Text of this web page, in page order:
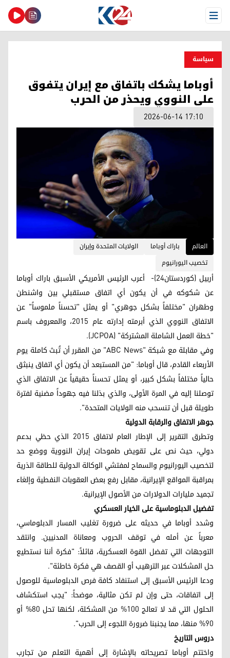
Open Menu
سیاسة
أوباما يشكك باتفاق مع إيران يتفوق
على النووي ويحذر من الحرب
2026-06-14 17:10
العالم باراك أوباما
الولايات المتحدة وإيران
تخصيب اليورانيوم
أربيل (كوردستان24)- أعرب الرئيس الأمريكي الأسبق باراك أوباما
عن شكوكه في أن يكون أي اتفاق مستقبلي بين واشنطن
وطهران "مختلفاً بشكل جوهري" أو يمثل "تحسناً ملموساً" عن
الاتفاق النووي الذي أبرمته إدارته عام 2015، والمعروف باسم
"خطة العمل الشاملة المشتركة" (JCPOA).
وفي مقابلة مع شبكة "ABC News" من المقرر أن تُبث كاملة يوم
الأربعاء القادم، قال أوباما: "من المستبعد أن يكون أي اتفاق ينبثق
حالياً مختلفاً بشكل كبير، أو يمثل تحسناً حقيقياً عن الاتفاق الذي
توصلنا إليه في المرة الأولى، والذي بذلنا فيه جهوداً مضنية لفترة
طويلة قبل أن تنسحب منه الولايات المتحدة".
جوهر الاتفاق والرقابة الدولية
وتطرق التقرير إلى الإطار العام لاتفاق 2015 الذي حظي بدعم
دولي، حيث نص على تقويض طموحات إيران النووية ووضع حد
لتخصيب اليورانيوم والسماح لمفتشي الوكالة الدولية للطاقة الذرية
بمراقبة المواقع الإيرانية، مقابل رفع بعض العقوبات النفطية وإلغاء
تجميد مليارات الدولارات من الأصول الإيرانية.
تفضيل الدبلوماسية على الخيار العسكري
وشدد أوباما في حديثه على ضرورة تغليب المسار الدبلوماسي،
معرباً عن أمله في توقف الحروب ومعاناة المدنيين. وانتقد
التوجهات التي تفضل القوة العسكرية، قائلاً: "فكرة أننا نستطيع
حل المشكلات عبر الترهيب أو القصف هي فكرة خاطئة".
ودعا الرئيس الأسبق إلى استنفاد كافة فرص الدبلوماسية للوصول
إلى اتفاقات، حتى وإن لم تكن مثالية، موضحاً: "يجب استكشاف
الحلول التي قد لا تعالج 100% من المشكلة، لكنها تحل 80% أو
90% منها، مما يجنبنا ضرورة اللجوء إلى الحرب".
دروس التاريخ
واختتم أوباما تصريحاته بالإشارة إلى أهمية التعلم من تجارب